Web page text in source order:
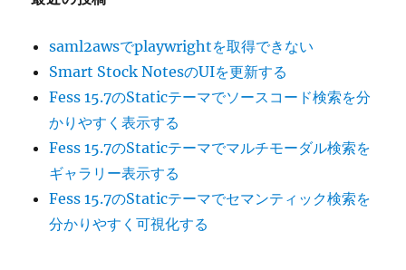
saml2awsでplaywrightを取得できない
Smart Stock NotesのUIを更新する
Fess 15.7のStaticテーマでソースコード検索を分
かりやすく表示する
Fess 15.7のStaticテーマでマルチモーダル検索を
ギャラリー表示する
Fess 15.7のStaticテーマでセマンティック検索を
分かりやすく可視化する